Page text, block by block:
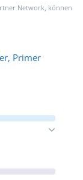
Network, können
Primer